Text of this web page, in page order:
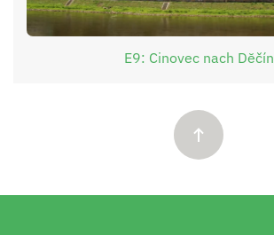
E9: Cinovec nach Dĕčín